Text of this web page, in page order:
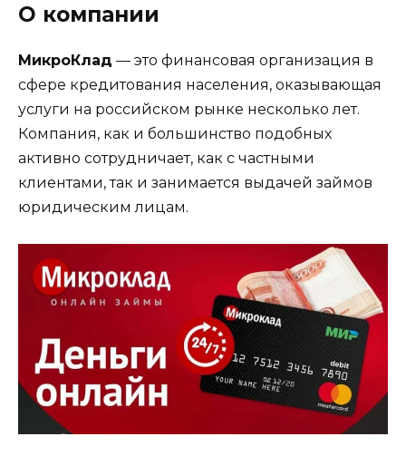
О компании
МикроКлад — это финансовая организация в
сфере кредитования населения, оказывающая
услуги на российском рынке несколько лет.
Компания, как и большинство подобных
активно сотрудничает, как с частными
клиентами, так и занимается выдачей займов
юридическим лицам.